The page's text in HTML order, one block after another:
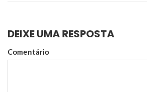
DEIXE UMA RESPOSTA
Comentário